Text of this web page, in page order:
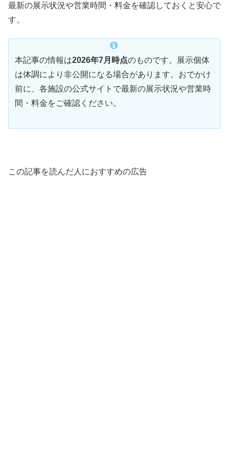
最新の展示状況や営業時間・料金を確認しておくと安心で
す。
本記事の情報は2026年7月時点のものです。展示個体
は体調により非公開になる場合があります。おでかけ
前に、各施設の公式サイトで最新の展示状況や営業時
間・料金をご確認ください。
この記事を読んだ人におすすめの広告